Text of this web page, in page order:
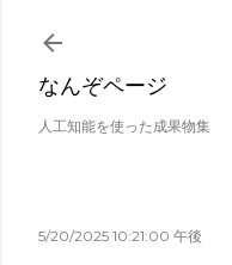
スキップして
なんぞページ
人工知能を使った成果物集
5/20/2025 10:21:00 午後